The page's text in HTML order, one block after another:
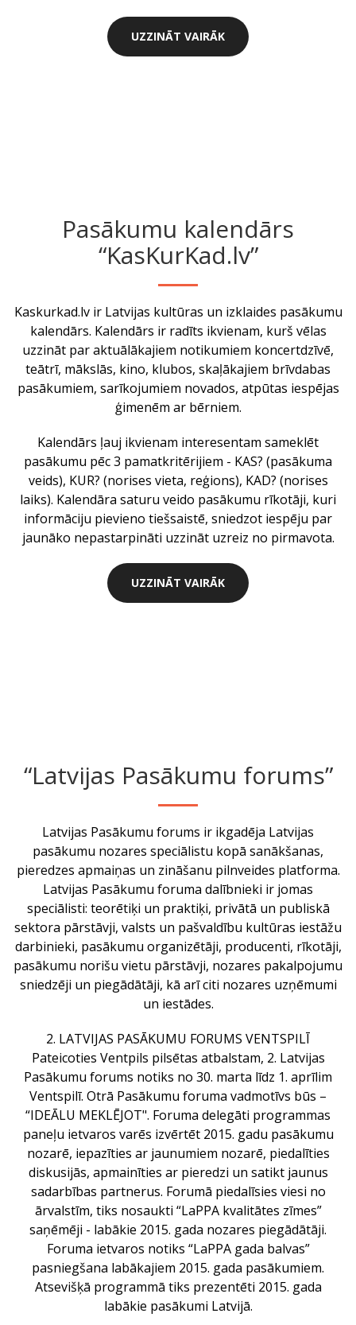
UZZINĀT VAIRĀK
Pasākumu kalendārs
“KasKurKad.lv”
Kaskurkad.lv ir Latvijas kultūras un izklaides pasākumu
kalendārs. Kalendārs ir radīts ikvienam, kurš vēlas
uzzināt par aktuālākajiem notikumiem koncertdzīvē,
teātrī, mākslās, kino, klubos, skaļākajiem brīvdabas
pasākumiem, sarīkojumiem novados, atpūtas iespējas
ģimenēm ar bērniem.
Kalendārs ļauj ikvienam interesentam sameklēt
pasākumu pēc 3 pamatkritērijiem - KAS? (pasākuma
veids), KUR? (norises vieta, reģions), KAD? (norises
laiks). Kalendāra saturu veido pasākumu rīkotāji, kuri
informāciju pievieno tiešsaistē, sniedzot iespēju par
jaunāko nepastarpināti uzzināt uzreiz no pirmavota.
UZZINĀT VAIRĀK
“Latvijas Pasākumu forums”
Latvijas Pasākumu forums ir ikgadēja Latvijas
pasākumu nozares speciālistu kopā sanākšanas,
pieredzes apmaiņas un zināšanu pilnveides platforma.
Latvijas Pasākumu foruma dalībnieki ir jomas
speciālisti: teorētiķi un praktiķi, privātā un publiskā
sektora pārstāvji, valsts un pašvaldību kultūras iestāžu
darbinieki, pasākumu organizētāji, producenti, rīkotāji,
pasākumu norišu vietu pārstāvji, nozares pakalpojumu
sniedzēji un piegādātāji, kā arī citi nozares uzņēmumi
un iestādes.
2. LATVIJAS PASĀKUMU FORUMS VENTSPILĪ
Pateicoties Ventpils pilsētas atbalstam, 2. Latvijas
Pasākumu forums notiks no 30. marta līdz 1. aprīlim
Ventspilī. Otrā Pasākumu foruma vadmotīvs būs –
“IDEĀLU MEKLĒJOT". Foruma delegāti programmas
paneļu ietvaros varēs izvērtēt 2015. gadu pasākumu
nozarē, iepazīties ar jaunumiem nozarē, piedalīties
diskusijās, apmainīties ar pieredzi un satikt jaunus
sadarbības partnerus. Forumā piedalīsies viesi no
ārvalstīm, tiks nosaukti “LaPPA kvalitātes zīmes”
saņēmēji - labākie 2015. gada nozares piegādātāji.
Foruma ietvaros notiks “LaPPA gada balvas”
pasniegšana labākajiem 2015. gada pasākumiem.
Atsevišķā programmā tiks prezentēti 2015. gada
labākie pasākumi Latvijā.